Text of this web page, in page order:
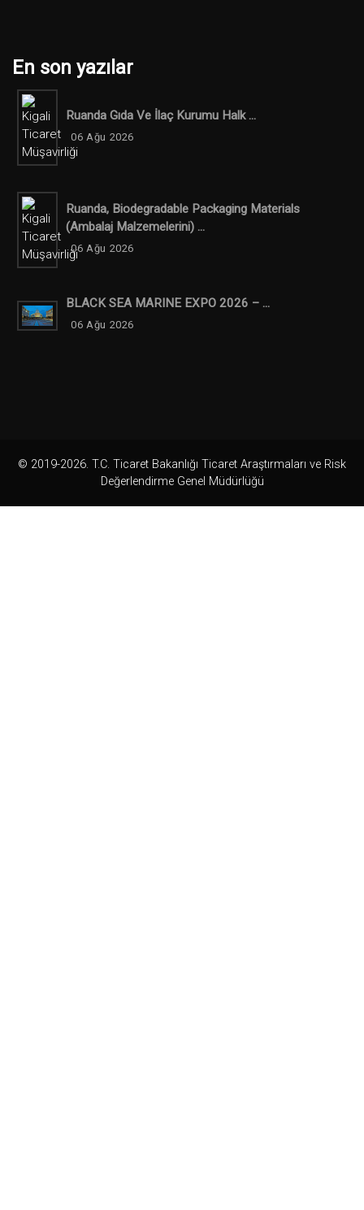
En son yazılar
Ruanda Gıda Ve İlaç Kurumu Halk ...
06 Ağu 2026
Ruanda, Biodegradable Packaging Materials
(ambalaj Malzemelerini) ...
06 Ağu 2026
BLACK SEA MARINE EXPO 2026 – ...
06 Ağu 2026
© 2019-2026. T.C. Ticaret Bakanlığı Ticaret Araştırmaları ve Risk
Değerlendirme Genel Müdürlüğü